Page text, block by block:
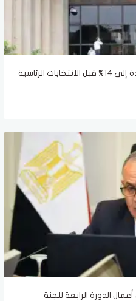
الرئاسية
الدورة الرابعة للجنة